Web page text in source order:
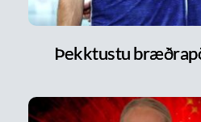
Þekktustu